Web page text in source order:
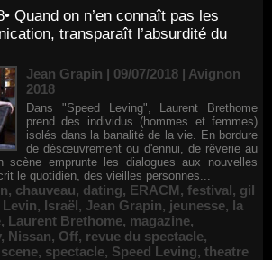
Quand on n’en connaît pas les
transparaît l’absurdité du
Jean Grapin | 09/07/2018 | Avignon
2018
Dans "Speed Leving", Laurent Brethome
prend des individus (hommes et femmes)
isolés dans la banalité de la vie. En bordure
de désœuvrement ou d'ennui, de rêverie au
scène emprunte les dialogues aux nouvelles
le quotidien, des vieilles personnes...
, chauveau, dating, ERACM, festival, gil
, Israël, Jean Grapin, jeunesse, la
, Laurent Brethome, magazine,
, Nissan, Off, revue du spectacle,
scene, spectacle, Speed Leving, theatre